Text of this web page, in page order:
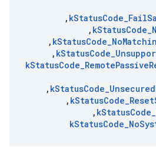
kStatusCode_Fail
,
kStatusCode_
,
kStatusCode_No
,
kStatusCode_
,
kStatusCode_RemotePassive
kStatusCode_Unsecured
,
kStatusCode_Reset
,
kStatusCode_
,
kStatusCode_No